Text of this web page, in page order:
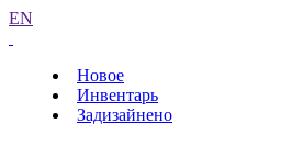
EN
Новое
Инвентарь
Задизайнено